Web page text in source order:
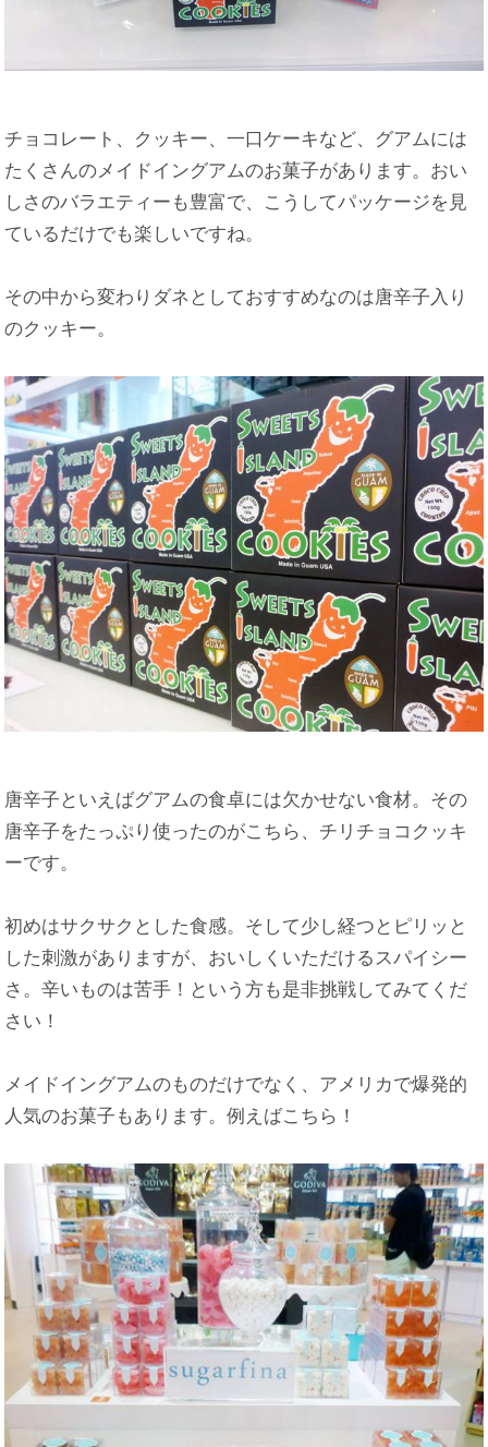
チョコレート、クッキー、一口ケーキなど、グアムには
たくさんのメイドイングアムのお菓子があります。おい
しさのバラエティーも豊富で、こうしてパッケージを見
ているだけでも楽しいですね。
その中から変わりダネとしておすすめなのは唐辛子入り
のクッキー。
唐辛子といえばグアムの食卓には欠かせない食材。その
唐辛子をたっぷり使ったのがこちら、チリチョコクッキ
ーです。
初めはサクサクとした食感。そして少し経つとピリッと
した刺激がありますが、おいしくいただけるスパイシー
さ。辛いものは苦手！という方も是非挑戦してみてくだ
さい！
メイドイングアムのものだけでなく、アメリカで爆発的
人気のお菓子もあります。例えばこちら！